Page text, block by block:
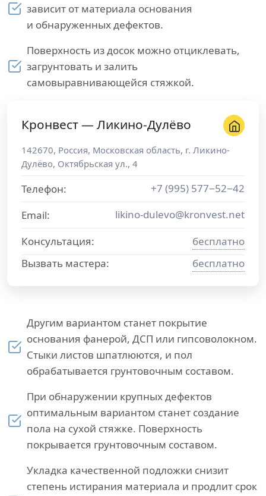
зависит от материала основания
и обнаруженных дефектов.
Поверхность из досок можно отциклевать,
загрунтовать и залить
самовыравнивающейся стяжкой.
Кронвест — Ликино-Дулёво
142670, Россия, Московская область, г. Ликино-
Дулёво, Октябрьская ул., 4
Телефон:
+7 (995) 577−52−42
Email:
likino-dulevo@kronvest.net
Консультация:
бесплатно
Вызвать мастера:
бесплатно
Другим вариантом станет покрытие
основания фанерой, ДСП или гипсоволокном.
Стыки листов шпатлюются, и пол
обрабатывается грунтовочным составом.
При обнаружении крупных дефектов
оптимальным вариантом станет создание
пола на сухой стяжке. Поверхность
покрывается грунтовочным составом.
Укладка качественной подложки снизит
степень истирания материала и продлит срок